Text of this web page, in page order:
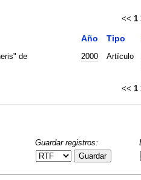
<< 1
Año Tipo
de
2000 Artículo
<< 1
Guardar registros:
Guardar